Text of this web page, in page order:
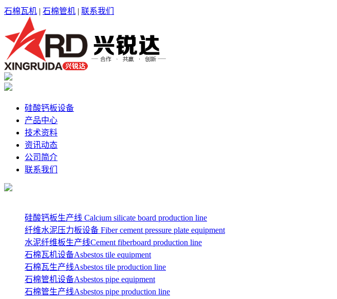
石棉瓦机 | 石棉管机 | 联系我们
硅酸钙板设备
产品中心
技术资料
资讯动态
公司简介
联系我们
硅酸钙板生产线 Calcium silicate board production line
纤维水泥压力板设备 Fiber cement pressure plate equipment
水泥纤维板生产线Cement fiberboard production line
石棉瓦机设备Asbestos tile equipment
石棉瓦生产线Asbestos tile production line
石棉管机设备Asbestos pipe equipment
石棉管生产线Asbestos pipe production line